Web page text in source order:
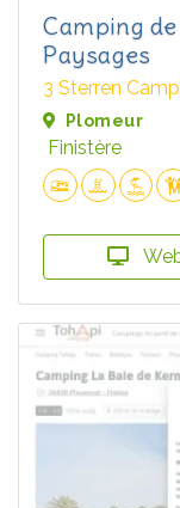
Camping
Paysages
3 Sterren
Plomeur
Finistère